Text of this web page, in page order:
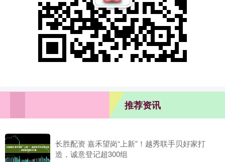
推荐资讯
长胜配资 嘉禾望岗“上新”！越秀联手贝好家打
造，诚意登记超300组